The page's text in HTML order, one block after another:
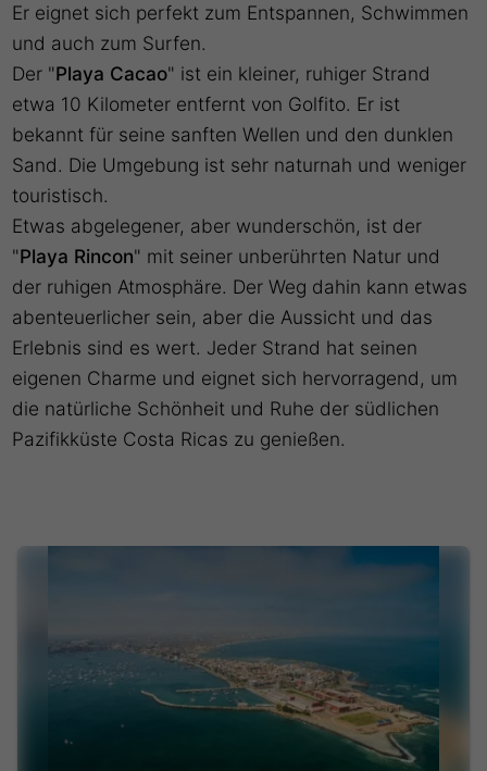
Er eignet sich perfekt zum Entspannen, Schwimmen
und auch zum Surfen.
Der "Playa Cacao" ist ein kleiner, ruhiger Strand
etwa 10 Kilometer entfernt von Golfito. Er ist
bekannt für seine sanften Wellen und den dunklen
Sand. Die Umgebung ist sehr naturnah und weniger
touristisch.
Etwas abgelegener, aber wunderschön, ist der
"Playa Rincon" mit seiner unberührten Natur und
der ruhigen Atmosphäre. Der Weg dahin kann etwas
abenteuerlicher sein, aber die Aussicht und das
Erlebnis sind es wert. Jeder Strand hat seinen
eigenen Charme und eignet sich hervorragend, um
die natürliche Schönheit und Ruhe der südlichen
Pazifikküste Costa Ricas zu genießen.